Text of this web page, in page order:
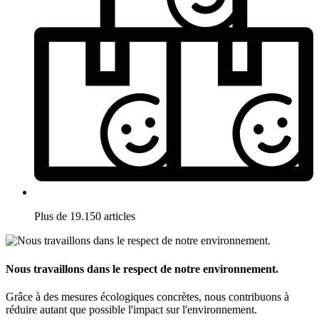
Plus de 19.150 articles
Nous travaillons dans le respect de notre environnement.
Grâce à des mesures écologiques concrètes, nous contribuons à
réduire autant que possible l'impact sur l'environnement.